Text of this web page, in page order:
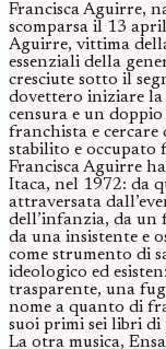
Francisca Aguirre,
scomparsa il 13
Aguirre, vittima
essenziali della
cresciute sotto il
dovettero iniziare
censura e un
franchista e
stabilito e occupato
Francisca Aguirre
Itaca, nel 1972: da
attraversata
dell’infanzia, da un
da una insistente e
come strumento di
ideologico ed
trasparente, una
nome a quanto di
suoi primi sei libri di
La otra musica,